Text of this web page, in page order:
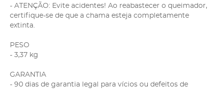
- ATENÇÃO: Evite acidentes! Ao reabastecer o queimador,
certifique-se de que a chama esteja completamente
extinta.
PESO
- 3,37 kg
GARANTIA
- 90 dias de garantia legal para vícios ou defeitos de